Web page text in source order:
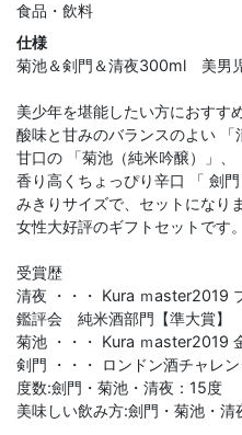
食品・飲料
仕様
菊池＆剣門＆清夜300ml 美男
美少年を堪能したい方におすす
酸味と甘みのバランスのよい
甘口の 「菊池（純米吟醸）」、
香り高くちょっぴり辛口 「 劍
みきりサイズで、セットになり
女性大好評のギフトセットです。
受賞歴
清夜 ・・・ Kura ｍaster2019
鑑評会 純米酒部門【準大賞】
菊池 ・・・ Kura ｍaster2019
剣門 ・・・ ロンドン酒チャレ
度数:劍門・菊池・清夜：15度
美味しい飲み方:劍門・菊池・